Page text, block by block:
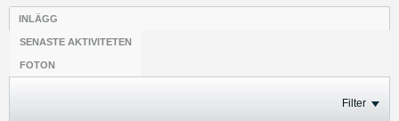
INLÄGG
SENASTE AKTIVITETEN
FOTON
Filter